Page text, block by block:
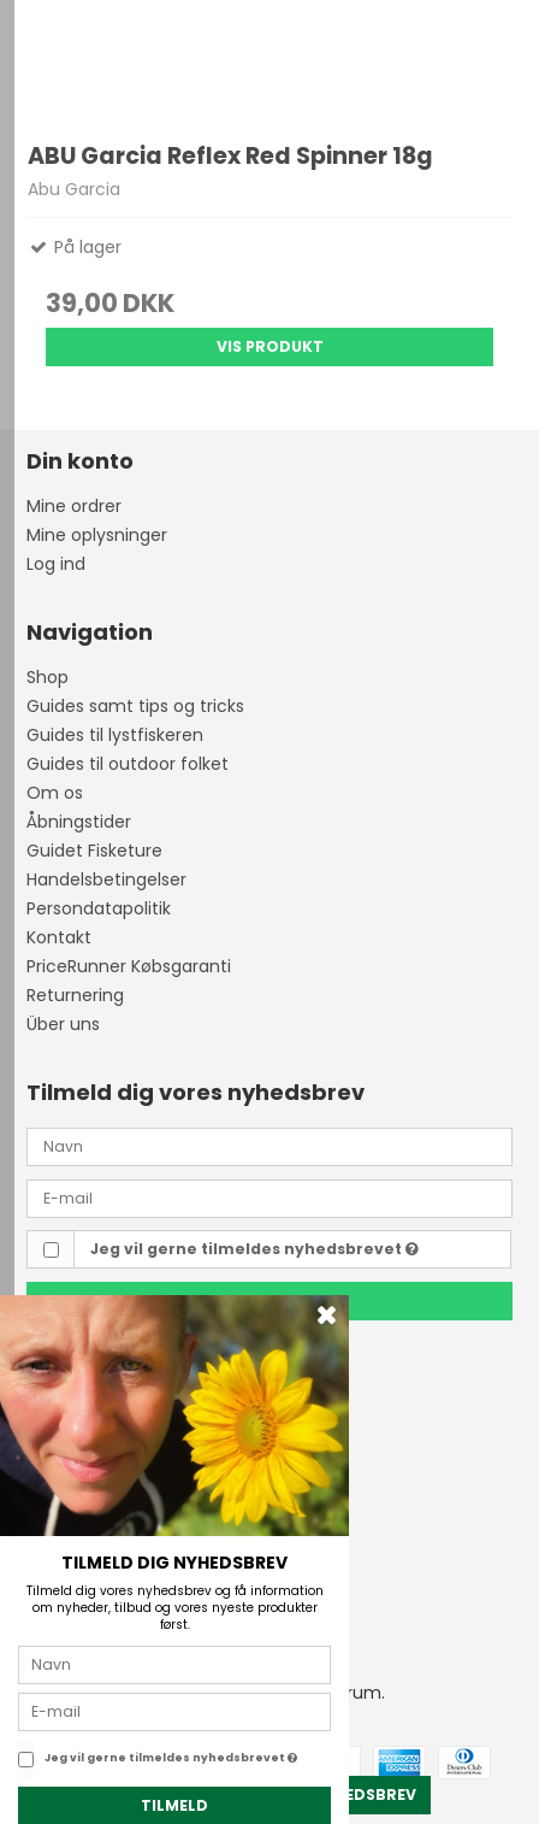
ABU Garcia Reflex Red Spinner 18g
Abu Garcia
På lager
39,00 DKK
VIS PRODUKT
Din konto
Mine ordrer
Mine oplysninger
Log ind
Navigation
Shop
Guides samt tips og tricks
Guides til lystfiskeren
Guides til outdoor folket
Om os
Åbningstider
Guidet Fisketure
Handelsbetingelser
Persondatapolitik
Kontakt
PriceRunner Købsgaranti
Returnering
Über uns
Tilmeld dig vores nyhedsbrev
Jeg vil gerne tilmeldes nyhedsbrevet
TILMELD
Outdoor i Centrum
Perlegade 44
6400 Sønderborg, Danmark
Telefonnr.
(+45) 74 43 53 55
E-mail
2026 © Outdoor i Centrum.
TILMELD DIG NYHEDSBREV
Tilmeld dig vores nyhedsbrev og få information
om nyheder, tilbud og vores nyeste produkter
først.
Jeg vil gerne tilmeldes nyhedsbrevet
TILMELD
TILMELD NYHEDSBREV